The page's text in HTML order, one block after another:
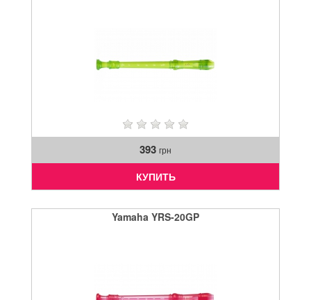
393 грн
КУПИТЬ
Yamaha YRS-20GP